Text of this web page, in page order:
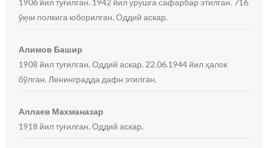
1906 йил туғилган. 1942 йил урушга сафарбар этилган. 716
ўқчи полкига юборилган. Оддий аскар.
Алимов Башир
1908 йил туғилган. Оддий аскар. 22.06.1944 йил ҳалок
бўлган. Ленинградда дафн этилган.
Аллаев Махманазар
1918 йил туғилган. Оддий аскар.